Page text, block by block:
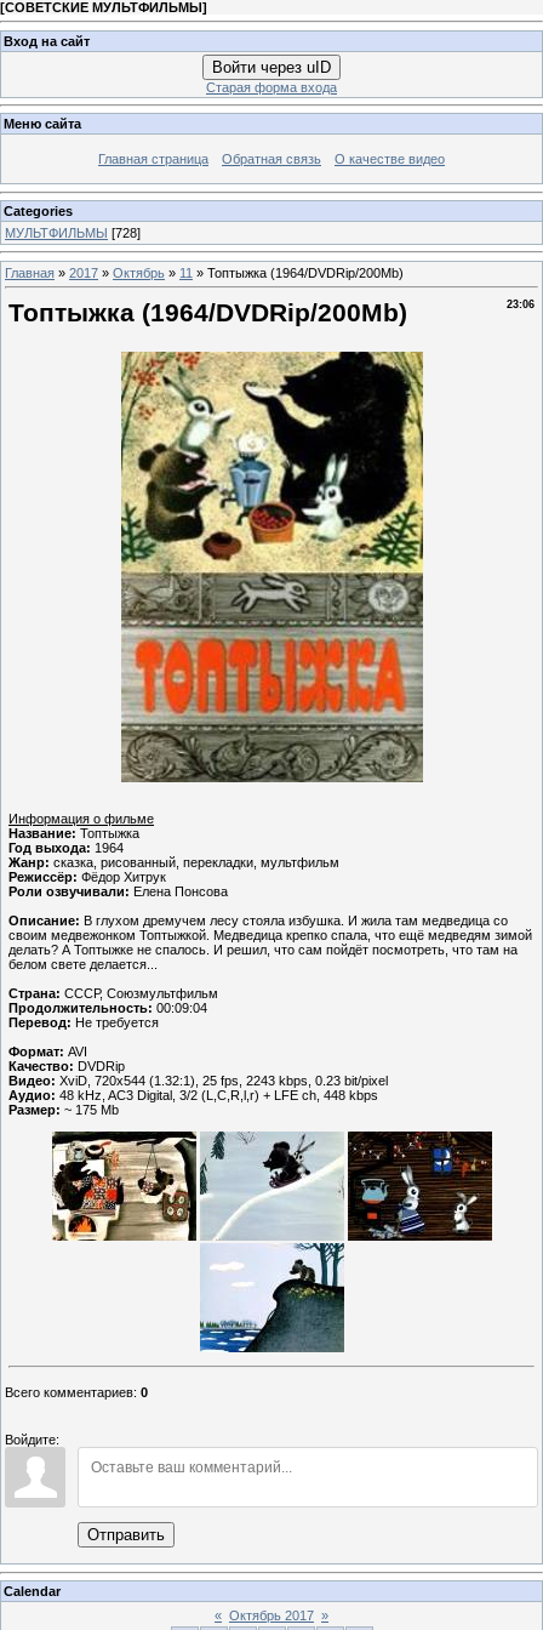
[СОВЕТСКИЕ МУЛЬТФИЛЬМЫ]
Вход на сайт
Войти через uID
Старая форма входа
Меню сайта
Главная страница Обратная связь О качестве видео
Categories
МУЛЬТФИЛЬМЫ [728]
Главная » 2017 » Октябрь » 11 » Топтыжка (1964/DVDRip/200Mb)
23:06
Топтыжка (1964/DVDRip/200Mb)
Информация о фильме
Название: Топтыжка
Год выхода: 1964
Жанр: сказка, рисованный, перекладки, мультфильм
Режиссёр: Фёдор Хитрук
Роли озвучивали: Елена Понсова
Описание: В глухом дремучем лесу стояла избушка. И жила там медведица со
своим медвежонком Топтыжкой. Медведица крепко спала, что ещё медведям зимой
делать? А Топтыжке не спалось. И решил, что сам пойдёт посмотреть, что там на
белом свете делается...
Страна: СССР, Союзмультфильм
Продолжительность: 00:09:04
Перевод: Не требуется
Формат: AVI
Качество: DVDRip
Видео: XviD, 720x544 (1.32:1), 25 fps, 2243 kbps, 0.23 bit/pixel
Аудио: 48 kHz, AC3 Digital, 3/2 (L,C,R,l,r) + LFE ch, 448 kbps
Размер: ~ 175 Mb
Всего комментариев: 0
Войдите:
Отправить
Calendar
« Октябрь 2017 »